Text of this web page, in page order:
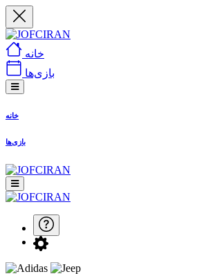
خانه
بازی‌ها
خانه
بازی‌ها